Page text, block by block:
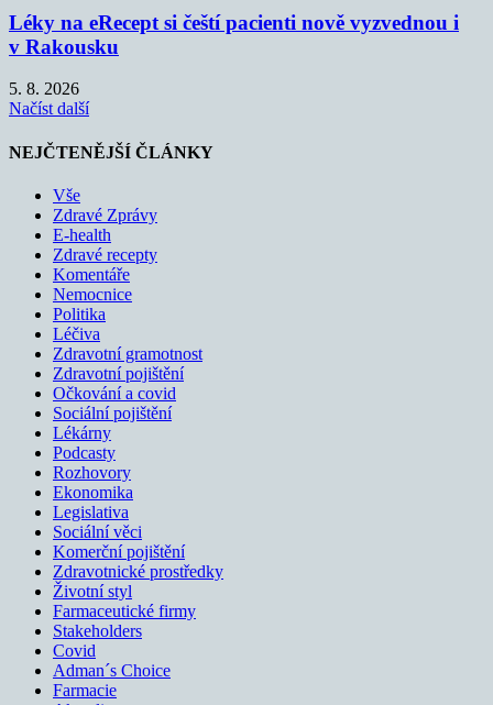
Léky na eRecept si čeští pacienti nově vyzvednou i
v Rakousku
5. 8. 2026
Načíst další
NEJČTENĚJŠÍ ČLÁNKY
Vše
Zdravé Zprávy
E-health
Zdravé recepty
Komentáře
Nemocnice
Politika
Léčiva
Zdravotní gramotnost
Zdravotní pojištění
Očkování a covid
Sociální pojištění
Lékárny
Podcasty
Rozhovory
Ekonomika
Legislativa
Sociální věci
Komerční pojištění
Zdravotnické prostředky
Životní styl
Farmaceutické firmy
Stakeholders
Covid
Adman´s Choice
Farmacie